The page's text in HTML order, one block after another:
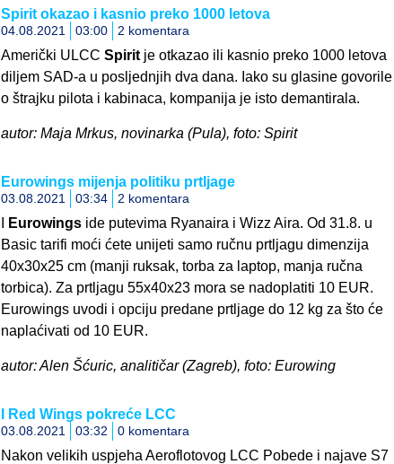
Spirit okazao i kasnio preko 1000 letova
04.08.2021 03:00 2 komentara
Američki ULCC Spiritje otkazao ili kasnio preko 1000 letova
diljem SAD-a u posljednjih dva dana. Iako su glasine govorile
o štrajku pilota i kabinaca, kompanija je isto demantirala.
autor: Maja Mrkus, novinarka (Pula), foto: Spirit
Eurowings mijenja politiku prtljage
03.08.2021 03:34 2 komentara
Eurowingside putevima Ryanaira i Wizz Aira. Od 31.8. u
Basic tarifi moći ćete unijeti samo ručnu prtljagu dimenzija
40x30x25 cm (manji ruksak, torba za laptop, manja ručna
torbica). Za prtljagu 55x40x23 mora se nadoplatiti 10 EUR.
Eurowings uvodi i opciju predane prtljage do 12 kg za što će
naplaćivati od 10 EUR.
autor: Alen Šćuric, analitičar (Zagreb), foto: Eurowing
I Red Wings pokreće LCC
03.08.2021 03:32 0 komentara
Nakon velikih uspjeha Aeroflotovog LCC Pobede i najave S7